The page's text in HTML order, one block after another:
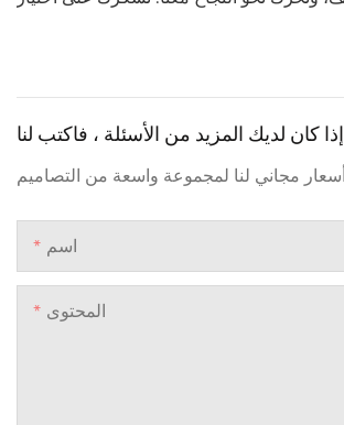
إذا كان لديك المزيد من الأسئلة ، فاكتب لنا
اسم
المحتوى